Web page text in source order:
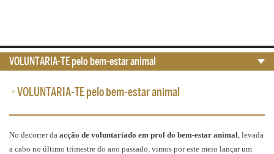
•VOLUNTARIA-TE pelo bem-estar animal
No decorrer da acção de voluntariado em prol do bem-estar animal, levada
a cabo no último trimestre do ano passado, vimos por este meio lançar um
VOLUNTARIA-TE pelo bem-estar animal